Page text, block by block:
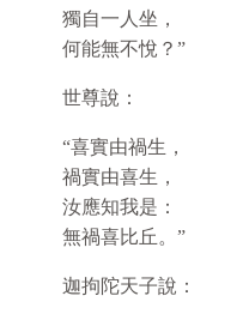
獨自一人坐，
何能無不悅？”
世尊說：
“喜實由禍生，
禍實由喜生，
汝應知我是：
無禍喜比丘。”
迦拘陀天子說：